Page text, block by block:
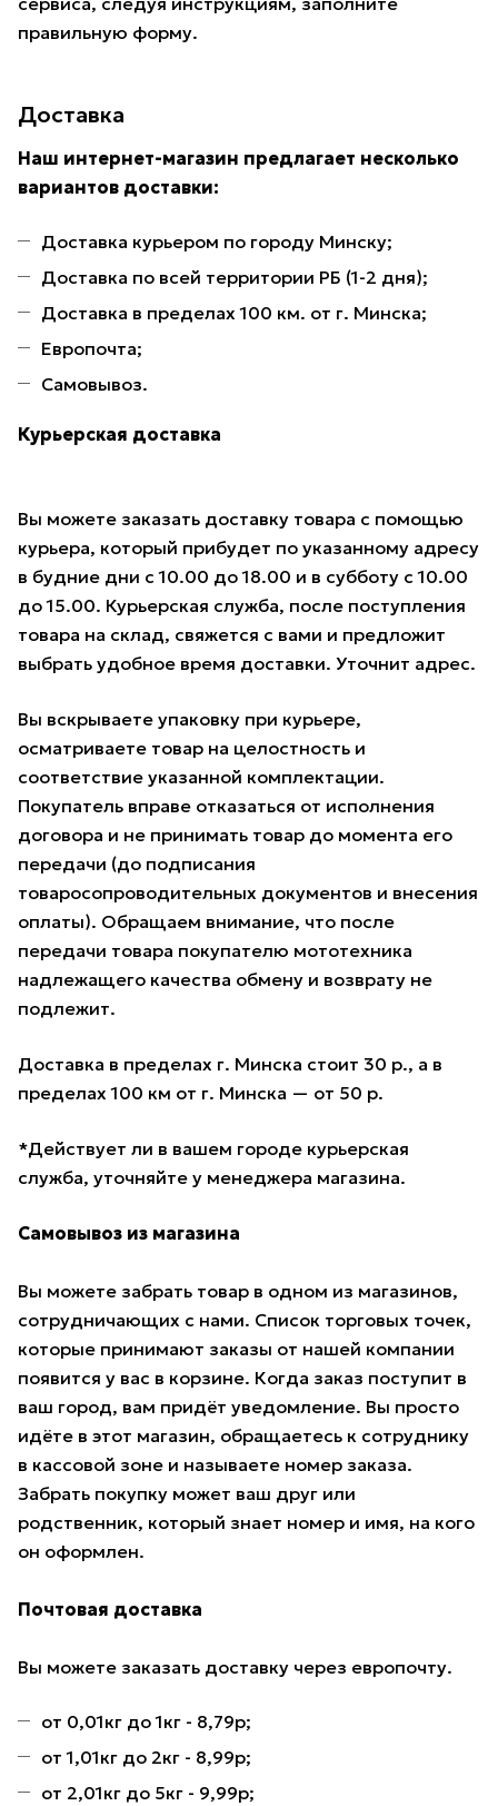
правильную форму.
Доставка
Наш интернет-магазин предлагает несколько
вариантов доставки:
Доставка курьером по городу Минску;
Доставка по всей территории РБ (1-2 дня);
Доставка в пределах 100 км. от г. Минска;
Европочта;
Самовывоз.
Курьерская доставка
Вы можете заказать доставку товара с помощью
курьера, который прибудет по указанному адресу
в будние дни с 10.00 до 18.00 и в субботу с 10.00
до 15.00. Курьерская служба, после поступления
товара на склад, свяжется с вами и предложит
выбрать удобное время доставки. Уточнит адрес.
Вы вскрываете упаковку при курьере,
осматриваете товар на целостность и
соответствие указанной комплектации.
Покупатель вправе отказаться от исполнения
договора и не принимать товар до момента его
передачи (до подписания
товаросопроводительных документов и внесения
оплаты). Обращаем внимание, что после
передачи товара покупателю мототехника
надлежащего качества обмену и возврату не
подлежит.
Доставка в пределах г. Минска стоит 30 р., а в
пределах 100 км от г. Минска — от 50 р.
*Действует ли в вашем городе курьерская
служба, уточняйте у менеджера магазина.
Самовывоз из магазина
Вы можете забрать товар в одном из магазинов,
сотрудничающих с нами. Список торговых точек,
которые принимают заказы от нашей компании
появится у вас в корзине. Когда заказ поступит в
ваш город, вам придёт уведомление. Вы просто
идёте в этот магазин, обращаетесь к сотруднику
в кассовой зоне и называете номер заказа.
Забрать покупку может ваш друг или
родственник, который знает номер и имя, на кого
он оформлен.
Почтовая доставка
Вы можете заказать доставку через европочту.
от 0,01кг до 1кг - 8,79р;
от 1,01кг до 2кг - 8,99р;
от 2,01кг до 5кг - 9,99р;